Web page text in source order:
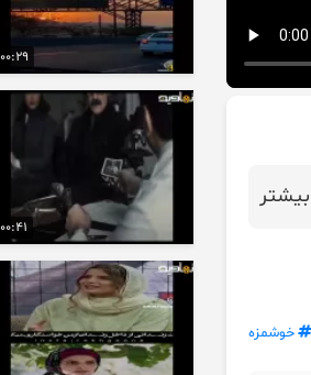
بیشتر
خوشمزه
00:29
00:41